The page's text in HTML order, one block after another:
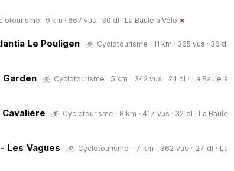
· 9 km · 667 vus · 30 dl · La Baule à Vélo
Le Pouligen
Cyclotourisme · 11 km · 365 vus · 36 dl
Garden Cyclotourisme · 5 km · 342 vus · 24 dl · La Baule à
Cyclotourisme · 8 km · 417 vus · 32 dl · La Baule
Les Vagues Cyclotourisme · 7 km · 362 vus · 27 dl · La